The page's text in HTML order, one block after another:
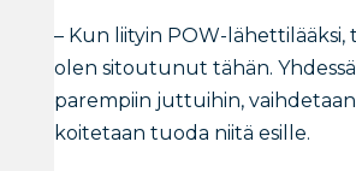
– Kun liityin POW-lähettilääksi,
olen sitoutunut tähän.
parempiin juttuihin,
koitetaan tuoda niitä esille.